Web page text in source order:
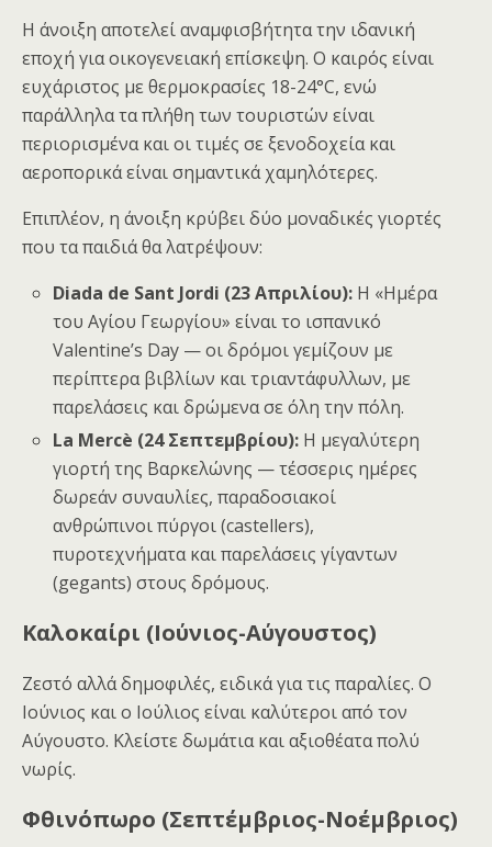
Η άνοιξη αποτελεί αναμφισβήτητα την ιδανική
εποχή για οικογενειακή επίσκεψη. Ο καιρός είναι
ευχάριστος με θερμοκρασίες 18-24°C, ενώ
παράλληλα τα πλήθη των τουριστών είναι
περιορισμένα και οι τιμές σε ξενοδοχεία και
αεροπορικά είναι σημαντικά χαμηλότερες.
Επιπλέον, η άνοιξη κρύβει δύο μοναδικές γιορτές
που τα παιδιά θα λατρέψουν:
Diada de Sant Jordi (23 Απριλίου): Η «Ημέρα
του Αγίου Γεωργίου» είναι το ισπανικό
Valentine’s Day — οι δρόμοι γεμίζουν με
περίπτερα βιβλίων και τριαντάφυλλων, με
παρελάσεις και δρώμενα σε όλη την πόλη.
La Mercè (24 Σεπτεμβρίου): Η μεγαλύτερη
γιορτή της Βαρκελώνης — τέσσερις ημέρες
δωρεάν συναυλίες, παραδοσιακοί
ανθρώπινοι πύργοι (castellers),
πυροτεχνήματα και παρελάσεις γίγαντων
(gegants) στους δρόμους.
Καλοκαίρι (Ιούνιος-Αύγουστος)
Ζεστό αλλά δημοφιλές, ειδικά για τις παραλίες. Ο
Ιούνιος και ο Ιούλιος είναι καλύτεροι από τον
Αύγουστο. Κλείστε δωμάτια και αξιοθέατα πολύ
νωρίς.
Φθινόπωρο (Σεπτέμβριος-Νοέμβριος)